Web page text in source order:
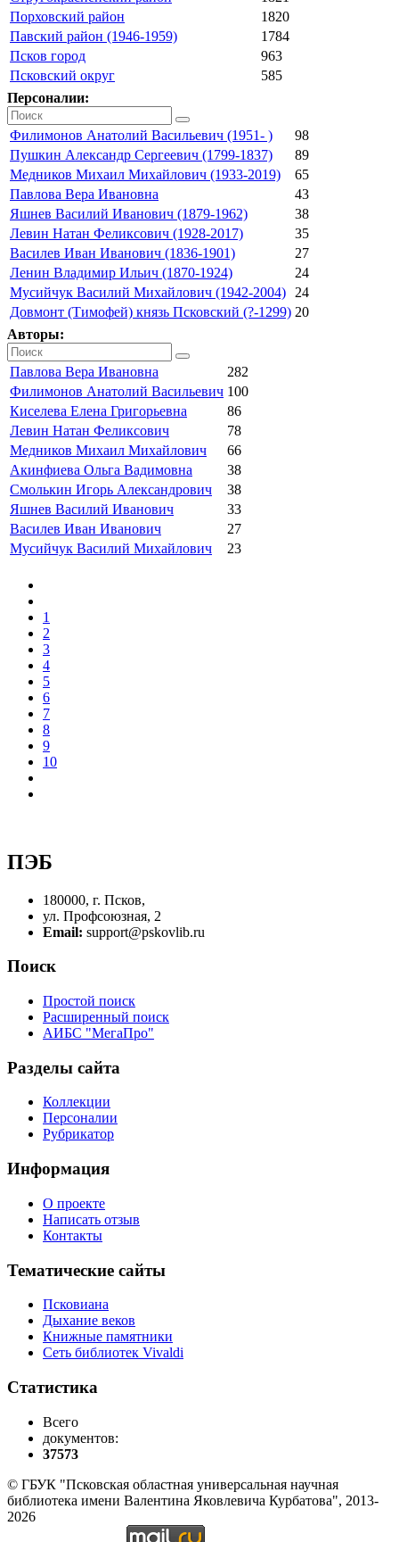
Порховский район
1820
Павский район (1946-1959)
1784
Псков город
963
Псковский округ
585
Персоналии:
Филимонов Анатолий Васильевич (1951- )
98
Пушкин Александр Сергеевич (1799-1837)
89
Медников Михаил Михайлович (1933-2019)
65
Павлова Вера Ивановна
43
Яшнев Василий Иванович (1879-1962)
38
Левин Натан Феликсович (1928-2017)
35
Василев Иван Иванович (1836-1901)
27
Ленин Владимир Ильич (1870-1924)
24
Мусийчук Василий Михайлович (1942-2004)
24
Довмонт (Тимофей) князь Псковский (?-1299) 20
Авторы:
Павлова Вера Ивановна
282
Филимонов Анатолий Васильевич 100
Киселева Елена Григорьевна
86
Левин Натан Феликсович
78
Медников Михаил Михайлович
66
Акинфиева Ольга Вадимовна
38
Смолькин Игорь Александрович
38
Яшнев Василий Иванович
33
Василев Иван Иванович
27
Мусийчук Василий Михайлович
23
1
2
3
4
5
6
7
8
9
10
ПЭБ
180000, г. Псков,
ул. Профсоюзная, 2
Email: support@pskovlib.ru
Поиск
Простой поиск
Расширенный поиск
АИБС "МегаПро"
Разделы сайта
Коллекции
Персоналии
Рубрикатор
Информация
О проекте
Написать отзыв
Контакты
Тематические сайты
Псковиана
Дыхание веков
Книжные памятники
Сеть библиотек Vivaldi
Статистика
Всего
документов:
37573
© ГБУК "Псковская областная универсальная научная
библиотека имени Валентина Яковлевича Курбатова", 2013-
2026